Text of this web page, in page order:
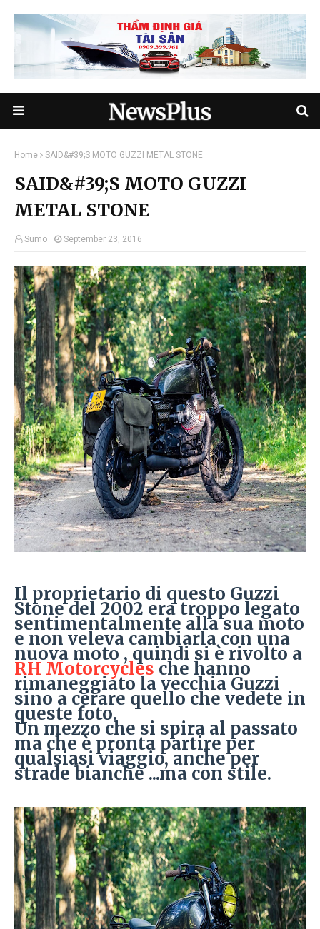
Home SAID&#39;S MOTO GUZZI METAL STONE
SAID&#39;S MOTO GUZZI
METAL STONE
Sumo September 23, 2016
Il proprietario di questo Guzzi
Stone del 2002 era troppo legato
sentimentalmente alla sua moto
e non veleva cambiarla con una
nuova moto , quindi si è rivolto a
RH Motorcycles che hanno
rimaneggiato la vecchia Guzzi
sino a cerare quello che vedete in
queste foto.
Un mezzo che si spira al passato
ma che è pronta partire per
qualsiasi viaggio, anche per
strade bianche ...ma con stile.